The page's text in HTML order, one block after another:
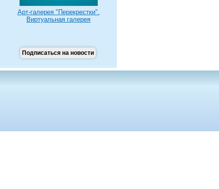
Арт-галерея "Перекрестки".
Виртуальная галерея
Подписаться на новости